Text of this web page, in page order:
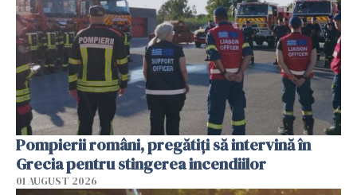
Pompierii români, pregătiţi să intervină în
Grecia pentru stingerea incendiilor
01 AUGUST 2026